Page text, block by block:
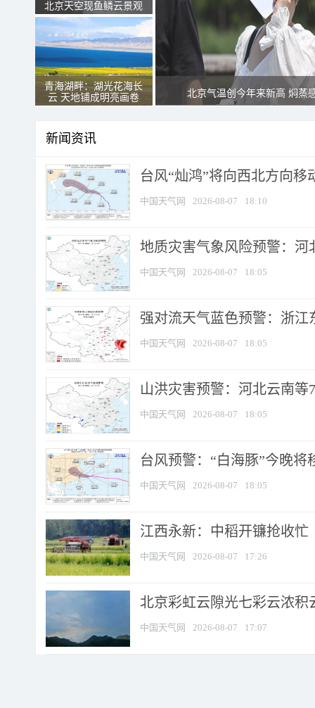
北京天空现鱼鳞云景观
青海湖畔：湖光花海长
云 天地铺成明亮画卷
北京气温创今年来新高 焖蒸
新闻资讯
台风“灿鸿”将向西北方向移
中国天气网 2026-08-07 18:10
地质灾害气象风险预警：河
中国天气网 2026-08-07 18:05
强对流天气蓝色预警：浙江
中国天气网 2026-08-07 18:05
山洪灾害预警：河北云南
中国天气网 2026-08-07 18:05
台风预警：“白海豚”今晚将
中国天气网 2026-08-07 18:05
江西永新：中稻开镰抢收忙
中国天气网 2026-08-07 17:26
北京彩虹云隙光七彩云浓积
中国天气网 2026-08-07 17:07